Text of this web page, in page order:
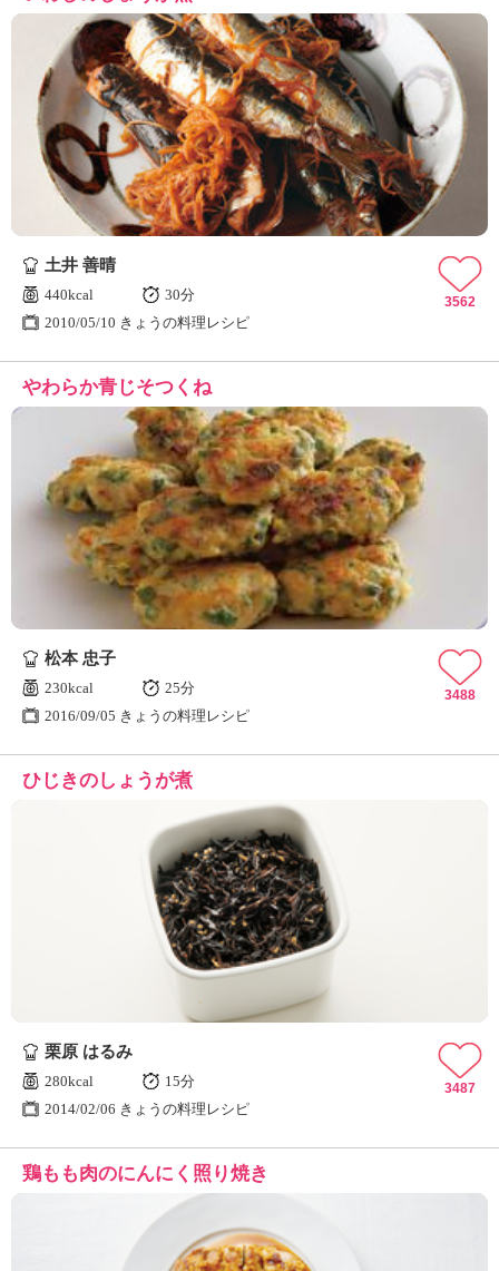
土井 善晴
440kcal
30分
2010/05/10 きょうの料理レシピ
3562
やわらか青じそつくね
松本 忠子
230kcal
25分
2016/09/05 きょうの料理レシピ
3488
ひじきのしょうが煮
栗原 はるみ
280kcal
15分
2014/02/06 きょうの料理レシピ
3487
鶏もも肉のにんにく照り焼き